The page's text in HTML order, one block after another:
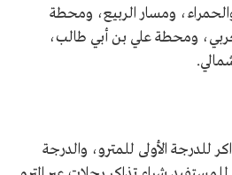
ومسار الربيع، ومحطة
ومحطة علي بن أبي طالب،
للدرجة الأولى للمترو، والدرجة